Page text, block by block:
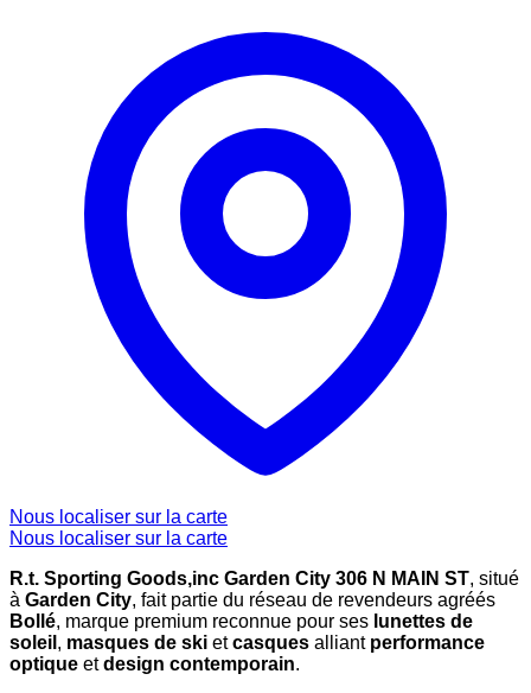
Nous localiser sur la carte
Nous localiser sur la carte
R.t. Sporting Goods,inc Garden City 306 N MAIN ST, situé
à Garden City, fait partie du réseau de revendeurs agréés
Bollé, marque premium reconnue pour ses lunettes de
soleil , masques de ski etcasques alliant performance
optique etdesign contemporain.